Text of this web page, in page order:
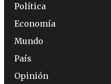
Política
Economía
Mundo
País
Opinión